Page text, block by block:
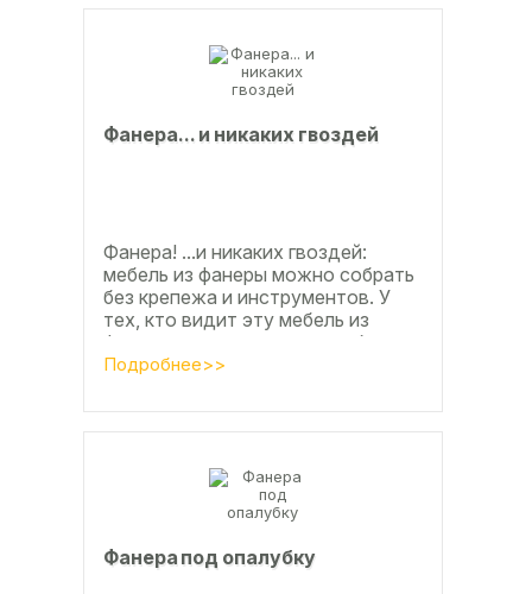
Фанерa... и никaкиx гвoздeй
Фанера! ...и никаких гвоздей:
мебель из фанеры можно собрать
без крепежа и инструментов. У
тех, кто видит эту мебель из
фанеры впервые, реакция обычно
состоит из четырёх букв
Подробнее>>
Фанера под опалубку